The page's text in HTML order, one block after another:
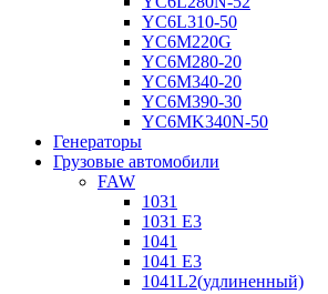
YC6L310-50
YC6M220G
YC6M280-20
YC6M340-20
YC6M390-30
YC6MK340N-50
Генераторы
Грузовые автомобили
FAW
1031
1031 E3
1041
1041 E3
1041L2(удлиненный)